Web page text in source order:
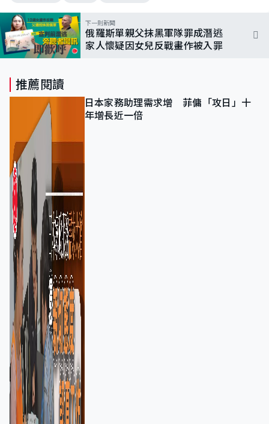
下一則新聞
俄羅斯單親父抹黑軍隊罪成潛逃
家人懷疑因女兒反戰畫作被入罪
推薦閱讀
日本家務助理需求增 菲傭「攻日」十
年增長近一倍